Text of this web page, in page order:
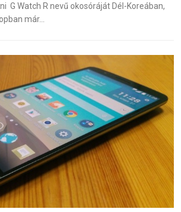
G Watch R nevű okosóráját Dél-Koreában,
már…